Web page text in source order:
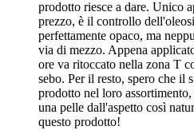
prodotto riesce a dare. Unico
prezzo, è il controllo
perfettamente opaco, ma
via di mezzo. Appena
ore va ritoccato nella zona T
sebo. Per il resto, spero che il
prodotto nel loro
una pelle dall'aspetto così
questo prodotto!